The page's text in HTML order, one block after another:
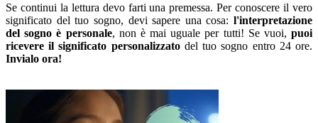
Se continui la lettura devo farti una premessa. Per conoscere il vero
significato del tuo sogno, devi sapere una cosa: l'interpretazione
del sogno è personale, non è mai uguale per tutti! Se vuoi, puoi
ricevere il significato personalizzatodel tuo sogno entro 24 ore.
Invialo ora!